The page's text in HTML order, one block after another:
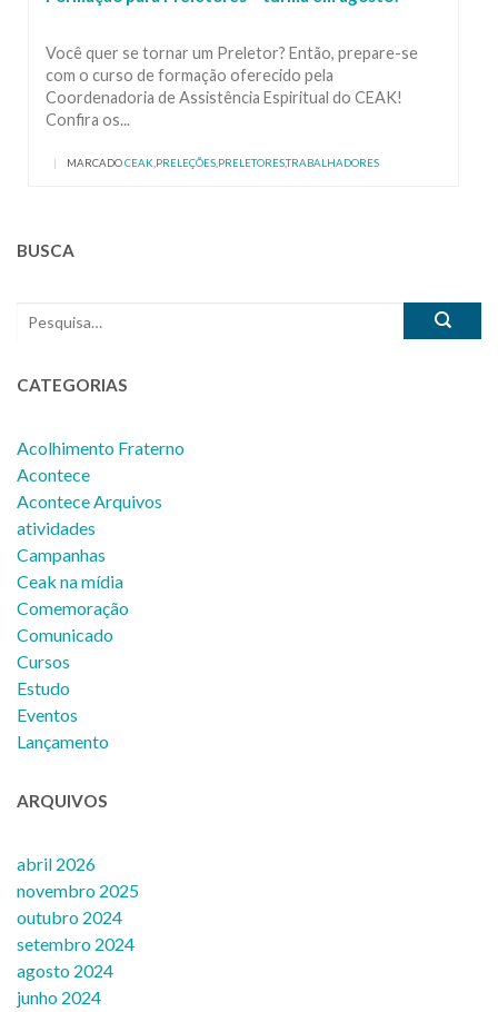
Você quer se tornar um Preletor? Então, prepare-se
com o curso de formação oferecido pela
Coordenadoria de Assistência Espiritual do CEAK!
Confira os...
| MARCADOCEAK PRELEÇÕES PRELETORES,TRABALHADORES
BUSCA
CATEGORIAS
Acolhimento Fraterno
Acontece
Acontece Arquivos
atividades
Campanhas
Ceak na mídia
Comemoração
Comunicado
Cursos
Estudo
Eventos
Lançamento
ARQUIVOS
abril 2026
novembro 2025
outubro 2024
setembro 2024
agosto 2024
junho 2024